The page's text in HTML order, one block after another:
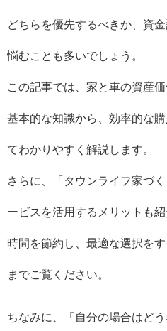
どちらを優先するべきか、資
悩むことも多いでしょう。
この記事では、家と車の資産
基本的な知識から、効率的な
てわかりやすく解説します。
さらに、「タウンライフ家づ
ービスを活用するメリットも紹
時間を節約し、最適な選択を
までご覧ください。
ちなみに、「自分の場合はど